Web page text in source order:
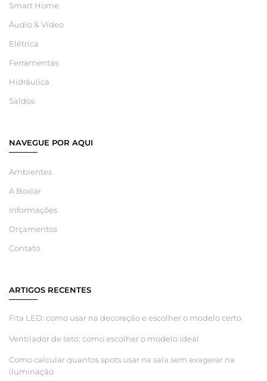
Smart Home
Áudio & Vídeo
Elétrica
Ferramentas
Hidráulica
Saldos
NAVEGUE POR AQUI
Ambientes
A Boxlar
Informações
Orçamentos
Contato
ARTIGOS RECENTES
Fita LED: como usar na decoração e escolher o modelo certo
Ventilador de teto: como escolher o modelo ideal
Como calcular quantos spots usar na sala sem exagerar na
iluminação